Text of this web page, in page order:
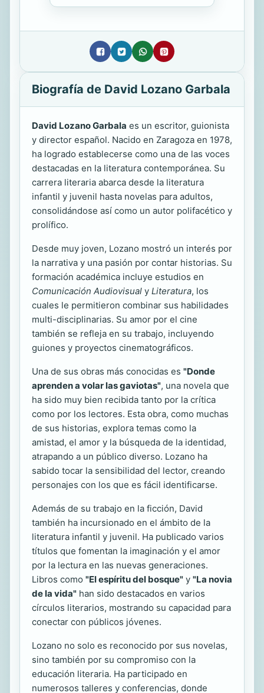
Biografía de David Lozano Garbala
David Lozano Garbala es un escritor, guionista
y director español. Nacido en Zaragoza en 1978,
ha logrado establecerse como una de las voces
destacadas en la literatura contemporánea. Su
carrera literaria abarca desde la literatura
infantil y juvenil hasta novelas para adultos,
consolidándose así como un autor polifacético y
prolífico.
Desde muy joven, Lozano mostró un interés por
la narrativa y una pasión por contar historias. Su
formación académica incluye estudios en
Comunicación Audiovisual y Literatura, los
cuales le permitieron combinar sus habilidades
multi-disciplinarias. Su amor por el cine
también se refleja en su trabajo, incluyendo
guiones y proyectos cinematográficos.
Una de sus obras más conocidas es "Donde
aprenden a volar las gaviotas", una novela que
ha sido muy bien recibida tanto por la crítica
como por los lectores. Esta obra, como muchas
de sus historias, explora temas como la
amistad, el amor y la búsqueda de la identidad,
atrapando a un público diverso. Lozano ha
sabido tocar la sensibilidad del lector, creando
personajes con los que es fácil identificarse.
Además de su trabajo en la ficción, David
también ha incursionado en el ámbito de la
literatura infantil y juvenil. Ha publicado varios
títulos que fomentan la imaginación y el amor
por la lectura en las nuevas generaciones.
Libros como "El espíritu del bosque" y "La novia
de la vida" han sido destacados en varios
círculos literarios, mostrando su capacidad para
conectar con públicos jóvenes.
Lozano no solo es reconocido por sus novelas,
sino también por su compromiso con la
educación literaria. Ha participado en
numerosos talleres y conferencias, donde